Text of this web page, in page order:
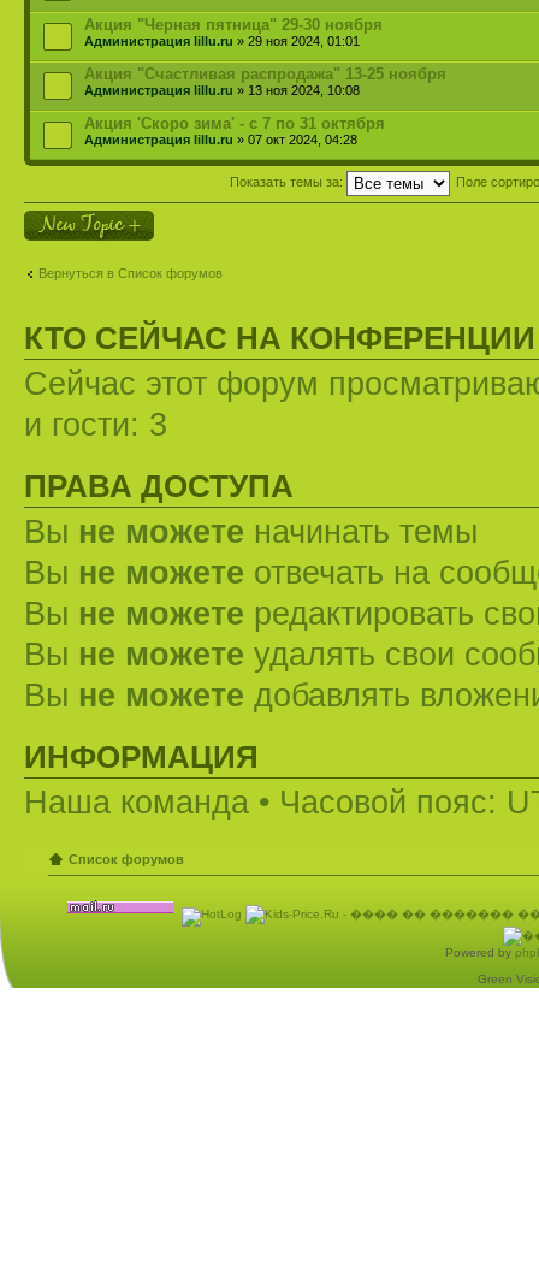
Акция "Черная пятница" 29-30 ноября
Администрация lillu.ru » 29 ноя 2024, 01:01
Акция "Счастливая распродажа" 13-25 ноября
Администрация lillu.ru » 13 ноя 2024, 10:08
Акция 'Скоро зима' - с 7 по 31 октября
Администрация lillu.ru » 07 окт 2024, 04:28
Показать темы за: Поле
Новая тема
Вернуться в Список форумов
КТО СЕЙЧАС НА КОНФЕРЕНЦИИ
Сейчас этот форум
и гости: 3
ПРАВА ДОСТУПА
Вы не можете начинать темы
Вы не можете отвечать на
Вы не можете редактировать
Вы не можете удалять свои
Вы не можете добавлять
ИНФОРМАЦИЯ
Наша команда • Часовой пояс:
Список форумов
Powered by
Green